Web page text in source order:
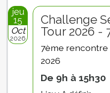
jeu
15
Oct
2026
Challenge
Tour 2026 -
7ème rencontre
2026
De 9h à 15h30